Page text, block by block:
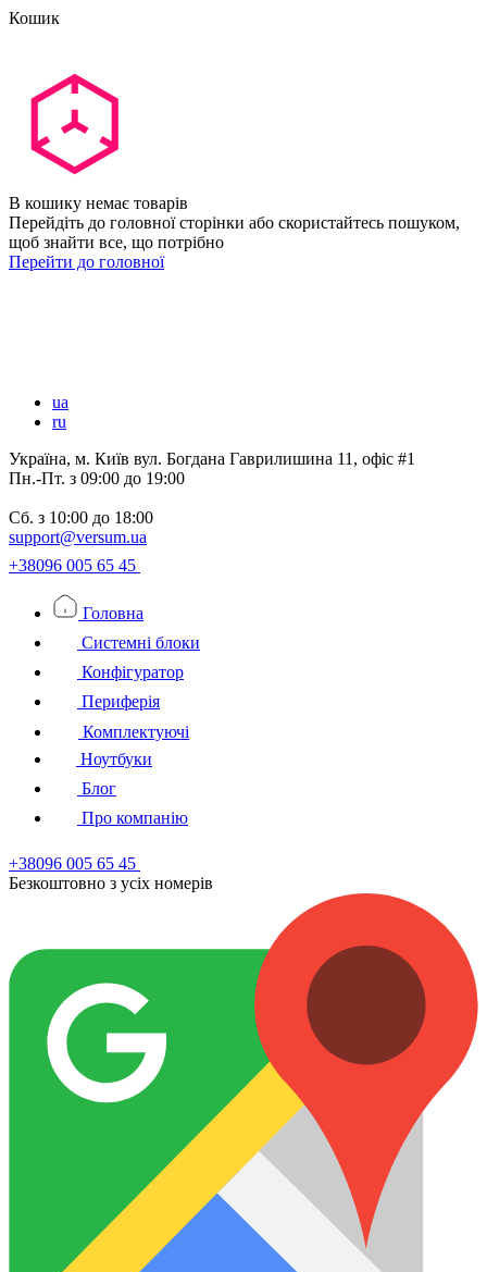
Кошик
В кошику немає товарів
Перейдіть до головної сторінки або скористайтесь пошуком,
щоб знайти все, що потрібно
Перейти до головної
ua
ru
Україна, м. Київ вул. Богдана Гаврилишина 11, офіс #1
Пн.-Пт. з 09:00 до 19:00
Сб. з 10:00 до 18:00
support@versum.ua
+38096 005 65 45
Головна
Системні блоки
Конфігуратор
Периферія
Комплектуючі
Ноутбуки
Блог
Про компанію
+38096 005 65 45
Безкоштовно з усiх номерiв